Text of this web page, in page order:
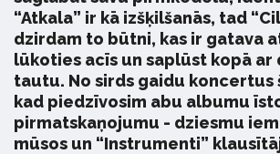
“Atkala” ir kā izšķilšanās, tad
dzirdam to būtni, kas ir gatava
lūkoties acīs un saplūst kopā ar
tautu. No sirds gaidu koncertus
kad piedzīvosim abu albumu
pirmatskaņojumu - dziesmu
mūsos un “Instrumenti”